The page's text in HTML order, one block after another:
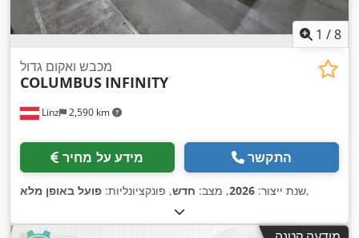
1 /8
Linz 2,590 km
מכבש ואקום גדול
COLUMBUS INFINITY
מידע על מחיר התקשר
שנת ייצור: 2026, מצב: חדש, פונקציונליות: פועל באופן מלא ,